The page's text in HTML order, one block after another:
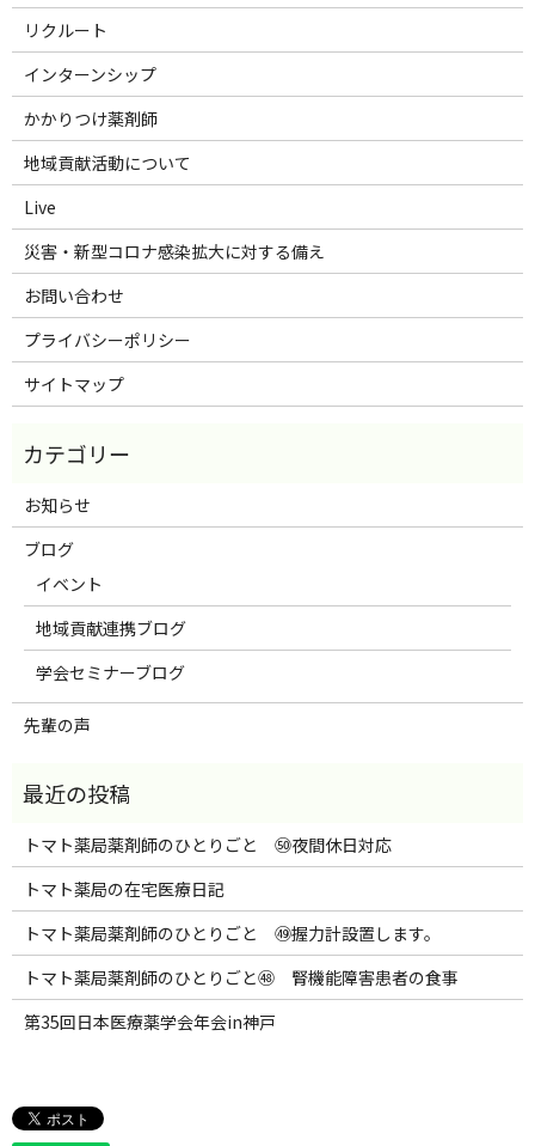
リクルート
インターンシップ
かかりつけ薬剤師
地域貢献活動について
Live
災害・新型コロナ感染拡大に対する備え
お問い合わせ
プライバシーポリシー
サイトマップ
お知らせ
ブログ
イベント
地域貢献連携ブログ
学会セミナーブログ
先輩の声
トマト薬局薬剤師のひとりごと ㊿夜間休日対応
トマト薬局の在宅医療日記
トマト薬局薬剤師のひとりごと ㊾握力計設置します。
トマト薬局薬剤師のひとりごと㊽ 腎機能障害患者の食事
第35回日本医療薬学会年会in神戸